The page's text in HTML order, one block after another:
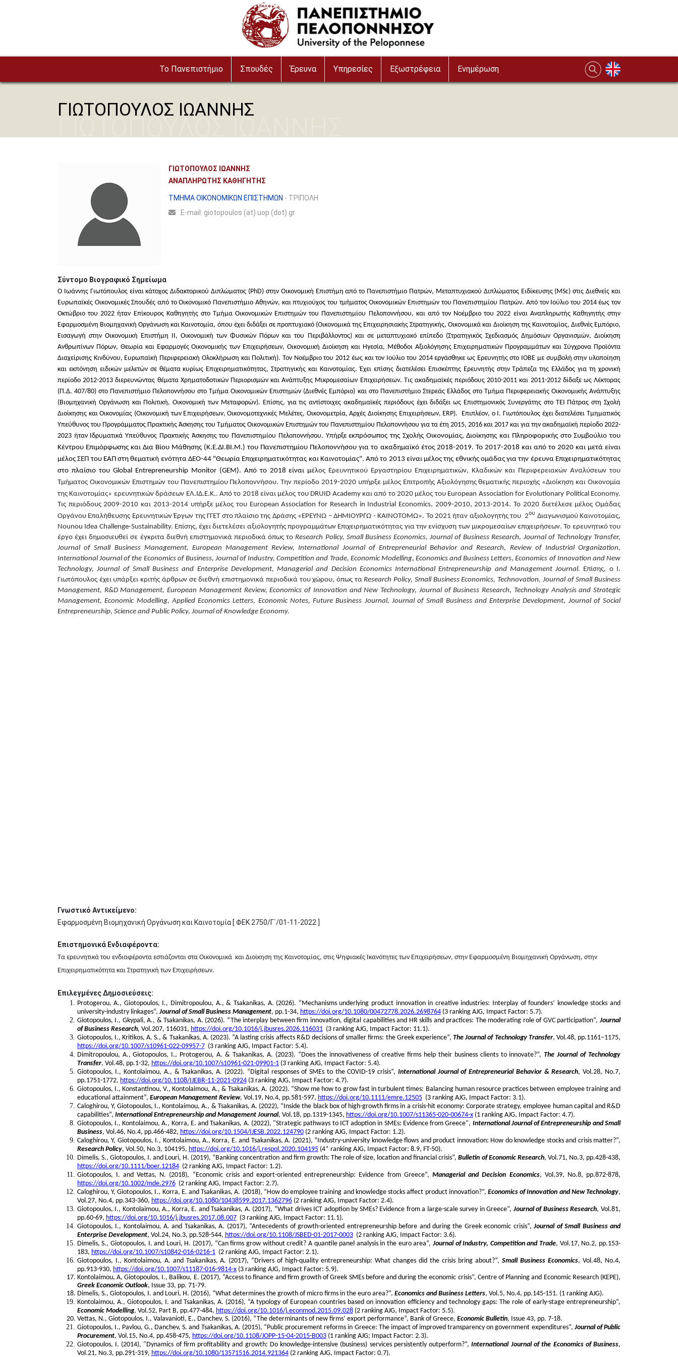
To Πανεπιστήμιο Σπουδές Έρευνα Υπηρεσίες Εξωστρέφεια Ενημέρωση
ΓΙΩΤΟΠΟΥΛΟΣ ΙΩΑΝΝΗΣ
ΓΙΩΤΟΠΟΥΛΟΣ ΙΩΑΝΝΗΣ
ΑΝΑΠΛΗΡΩΤΗΣ ΚΑΘΗΓΗΤΗΣ
ΤΜΗΜΑ ΟΙΚΟΝΟΜΙΚΩΝ ΕΠΙΣΤΗΜΩΝ - ΤΡΙΠΟΛΗ
Ε-mail: giotopoulos (at) uop (dot) gr
Σύντομο Βιογραφικό Σημείωμα
Ο Ιωάννης Γιωτόπουλος είναι κάτοχος Διδακτορικού Διπλώματος (PhD) στην Οικονομική Επιστήμη από το Πανεπιστήμιο Πατρών, Μεταπτυχιακού Διπλώματος Ειδίκευσης (MSc) στις Διεθνείς και
Ευρωπαϊκές Οικονομικές Σπουδές από το Οικονομικό Πανεπιστήμιο Αθηνών, και πτυχιούχος του τμήματος Οικονομικών Επιστημών του Πανεπιστημίου Πατρών. Από τον Ιούλιο του 2014 έως τον
Οκτώβριο του 2022 ήταν Επίκουρος Καθηγητής στο Τμήμα Οικονομικών Επιστημών του Πανεπιστημίου Πελοποννήσου, και από τον Νοέμβριο του 2022 είναι Αναπληρωτής Καθηγητής στην
Εφαρμοσμένη Βιομηχανική Οργάνωση και Καινοτομία, όπου έχει διδάξει σε προπτυχιακό (Οικονομικά της Επιχειρησιακής Στρατηγικής, Οικονομικά και Διοίκηση της Καινοτομίας, Διεθνές Εμπόριο,
Εισαγωγή στην Οικονομική Επιστήμη ΙΙ, Οικονομική των Φυσικών Πόρων και του Περιβάλλοντος) και σε μεταπτυχιακό επίπεδο (Στρατηγικός Σχεδιασμός Δημόσιων Οργανισμών, Διοίκηση
Ανθρωπίνων Πόρων, Θεωρία και Εφαρμογές Οικονομικής των Επιχειρήσεων, Οικονομική Διοίκηση και Ηγεσία, Μέθοδοι Αξιολόγησης Επιχειρηματικών Προγραμμάτων και Σύγχρονα Προϊόντα
Διαχείρισης Κινδύνου, Ευρωπαϊκή Περιφερειακή Ολοκλήρωση και Πολιτική). Τον Νοέμβριο του 2012 έως και τον Ιούλιο του 2014 εργάσθηκε ως Ερευνητής στο ΙΟΒΕ με συμβολή στην υλοποίηση
και εκπόνηση ειδικών μελετών σε θέματα κυρίως Επιχειρηματικότητας, Στρατηγικής και Καινοτομίας. Έχει επίσης διατελέσει Επισκέπτης Ερευνητής στην Τράπεζα της Ελλάδος για τη χρονική
περίοδο 2012-2013 διερευνώντας θέματα Χρηματοδοτικών Περιορισμών και Ανάπτυξης Μικρομεσαίων Επιχειρήσεων. Τις ακαδημαϊκές περιόδους 2010-2011 και 2011-2012 δίδαξε ως Λέκτορας
(Π.Δ. 407/80) στο Πανεπιστήμιο Πελοποννήσου στο Τμήμα Οικονομικών Επιστημών (Διεθνές Εμπόριο) και στο Πανεπιστήμιο Στερεάς Ελλάδος στο Τμήμα Περιφερειακής Οικονομικής Ανάπτυξης
(Βιομηχανική Οργάνωση και Πολιτική, Οικονομική των Μεταφορών). Επίσης, για τις αντίστοιχες ακαδημαϊκές περιόδους έχει διδάξει ως Επιστημονικός Συνεργάτης στο ΤΕΙ Πάτρας στη Σχολή
Διοίκησης και Οικονομίας (Οικονομική των Επιχειρήσεων, Οικονομοτεχνικές Μελέτες, Οικονομετρία, Αρχές Διοίκησης Επιχειρήσεων, ERP).
Επιπλέον, o Ι. Γιωτόπουλος έχει διατελέσει Τμηματικός
Υπεύθυνος του Προγράμματος Πρακτικής Άσκησης του Τμήματος Οικονομικών Επιστημών του Πανεπιστημίου Πελοποννήσου για τα έτη 2015, 2016 και 2017 και για την ακαδημαϊκή περίοδο 2022-
2023 ήταν Ιδρυματικά Υπεύθυνος Πρακτικής Άσκησης του Πανεπιστημίου Πελοποννήσου. Υπήρξε εκπρόσωπος της Σχολής Οικονομίας, Διοίκησης και Πληροφορικής στο Συμβούλιο του
Κέντρου Επιμόρφωσης και Δια Βίου Μάθησης (Κ.Ε.ΔΙ.ΒΙ.Μ.) του Πανεπιστημίου Πελοποννήσου για το ακαδημαϊκό έτος 2018-2019. Το 2017-2018 και από το 2020 και μετά είναι
μέλος ΣΕΠ του ΕΑΠ στη θεματική ενότητα ΔΕΟ-44 "Θεωρία Επιχειρηματικότητας και Καινοτομίας". Από το 2013 είναι μέλος της εθνικής ομάδας για την έρευνα Επιχειρηματικότητας
στο πλαίσιο του Global Entrepreneurship Monitor (GEM). Από το 2018 είναι μέλος Ερευνητικού Εργαστηρίου Επιχειρηματικών, Κλαδικών και Περιφερειακών Αναλύσεων του
Τμήματος Οικονομικών Επιστημών του Πανεπιστημίου Πελοποννήσου. Την περίοδο 2019-2020 υπήρξε μέλος Επιτροπής Αξιολόγησης θεματικής περιοχής «Διοίκηση και Οικονομία
της Καινοτομίας» ερευνητικών δράσεων ΕΛ.ΙΔ.Ε.Κ.. Από το 2018 είναι μέλος του DRUID Academy και από το 2020 μέλος του European Association for Evolutionary Political Economy.
Τις περιόδους 2009-2010 και 2013-2014 υπήρξε μέλος του European Association for Research in Industrial Economics, 2009-2010, 2013-2014. Το 2020 διετέλεσε μέλος Ομάδας
Οργάνου Επαλήθευσης Ερευνητικών Έργων της ΓΓΕΤ στο πλαίσιο της Δράσης «ΕΡΕΥΝΩ – ΔΗΜΙΟΥΡΓΩ - ΚΑΙΝΟΤΟΜΩ». Το 2021 ήταν αξιολογητής του 2ου Διαγωνισμού Καινοτομίας,
Nounou Idea Challenge-Sustainability. Επίσης, έχει διετελέσει αξιολογητής προγραμμάτων Επιχειρηματικότητας για την ενίσχυση των μικρομεσαίων επιχειρήσεων.Το ερευνητικό του
έργο έχει δημοσιευθεί σε έγκριτα διεθνή επιστημονικά περιοδικά όπως τοResearch Policy, Small Business Economics, Journal of Business Research, Journal of Technology Transfer,
Journal of Small Business Management, European Management Review, International Journal of Entrepreneurial Behavior and Research, Review of Industrial Organization,
International Journal of the Economics of Business, Journal of Industry, Competition and Trade, Economic Modelling, Economics and Business Letters, Economics of Innovation and New
Technology, Journal of Small Business and Enterprise Development, Managerial and Decision Economics International Entrepreneurship and Management Journal. Επίσης, o Ι.
Γιωτόπουλος έχει υπάρξει κριτής άρθρων σε διεθνή επιστημονικά περιοδικά του χώρου, όπως ταResearch Policy, Small Business Economics, Technovation, Journal of Small Business
Management, R&D Management, European Management Review, Economics of Innovation and New Technology, Journal of Business Research, Technology Analysis and Strategic
Management, Economic Modelling, Applied Economics Letters, Economic Notes, Future Business Journal, Journal of Small Business and Enterprise Development, Journal of Social
Entrepreneurship, Science and Public Policy, Journal of Knowledge Economy.
Γνωστικό Αντικείμενο:
Εφαρμοσμένη Βιομηχανική Οργάνωση και Καινοτομία [ ΦΕΚ 2750/Γ΄/01-11-2022 ]
Επιστημονικά Ενδιαφέροντα:
Τα ερευνητικά του ενδιαφέροντα εστιάζονται στα Οικονομικά και Διοίκηση της Καινοτομίας, στις Ψηφιακές Ικανότητες των Επιχειρήσεων, στην Εφαρμοσμένη Βιομηχανική Οργάνωση, στην
Επιχειρηματικότητα και Στρατηγική των Επιχειρήσεων.
Επιλεγμένες Δημοσιεύσεις:
Protogerou, A., Giotopoulos, I., Dimitropoulou, A., & Tsakanikas, A. (2026). “Mechanisms underlying product innovation in creative industries: Interplay of founders’ knowledge stocks and
university-industry linkages”,Journal of Small Business Management, pp.1-34, https://doi.org/10.1080/00472778.2026.2698764(3 ranking AJG, Impact Factor: 5.7).
Giotopoulos, I., Gkypali, A., & Tsakanikas, A. (2026). “The interplay between firm innovation, digital capabilities and HR skills and practices: The moderating role of GVC participation”,Journal
of Business Research, Vol.207, 116031, https://doi.org/10.1016/j.jbusres.2026.116031(3 ranking AJG, Impact Factor: 11.1).
Giotopoulos, I., Kritikos, A. S., & Tsakanikas, A. (2023). “A lasting crisis affects R&D decisions of smaller firms: the Greek experience”,The Journal of Technology Transfer, Vol.48, pp.1161–1175,
https://doi.org/10.1007/s10961-022-09957-7(3 ranking AJG, Impact Factor: 5.4).
Dimitropoulou, A., Giotopoulos, I., Protogerou, A. & Tsakanikas, A. (2023). “Does the innovativeness of creative firms help their business clients to innovate?”,The Journal of Technology
Transfer, Vol.48, pp.1-32, https://doi.org/10.1007/s10961-021-09901-1(3 ranking AJG, Impact Factor: 5.4).
Giotopoulos, I., Kontolaimou, A., & Tsakanikas, A. (2022). “Digital responses of SMEs to the COVID-19 crisis”, International Journal of Entrepreneurial Behavior & Research, Vol.28, No.7,
pp.1751-1772, https://doi.org/10.1108/IJEBR-11-2021-0924(3 ranking AJG, Impact Factor: 4.7).
Giotopoulos, I., Konstantinou, V., Kontolaimou, A., & Tsakanikas, A. (2022). “Show me how to grow fast in turbulent times: Balancing human resource practices between employee training and
educational attainment”, European Management Review, Vol.19, No.4, pp.581-597, https://doi.org/10.1111/emre.12505(3 ranking AJG, Impact Factor: 3.1).
Caloghirou, Y, Giotopoulos, I., Kontolaimou, A., & Tsakanikas, A. (2022), “Inside the black box of high-growth firms in a crisis-hit economy: Corporate strategy, employee human capital and R&D
capabilities”, International Entrepreneurship and Management Journal, Vol.18, pp.1319-1345, https://doi.org/10.1007/s11365-020-00674-x(1 ranking AJG, Impact Factor: 4.7).
Giotopoulos, I., Kontolaimou, A., Korra, E. and Tsakanikas, A. (2022), "Strategic pathways to ICT adoption in SMEs: Evidence from Greece", International Journal of Entrepreneurship and Small
Business, Vol.46, No.4, pp.466-482, https://doi.org/10.1504/IJESB.2022.124790(2 ranking AJG, Impact Factor: 1.2).
Caloghirou, Y, Giotopoulos, I., Kontolaimou, A., Korra, E. and Tsakanikas, A. (2021), “Industry-university knowledge flows and product innovation: How do knowledge stocks and crisis matter?”,
Research Policy, Vol.50, No.3, 104195, https://doi.org/10.1016/j.respol.2020.104195(4* ranking AJG, Impact Factor: 8.9, FT-50).
Dimelis, S., Giotopoulos, I. and Louri, H. (2019), “Banking concentration and firm growth: The role of size, location and financial crisis”,Bulletin of Economic Research, Vol.71, No.3, pp.428-438,
https://doi.org/10.1111/boer.12184(2 ranking AJG, Impact Factor: 1.2).
Giotopoulos, I. and Vettas, N. (2018), “Economic crisis and export-oriented entrepreneurship: Evidence from Greece”, Managerial and Decision Economics, Vol.39, No.8, pp.872-878,
https://doi.org/10.1002/mde.2976(2 ranking AJG, Impact Factor: 2.7).
Caloghirou, Y, Giotopoulos, I., Korra, E. and Tsakanikas, A. (2018), “How do employee training and knowledge stocks affect product innovation?”, Economics of Innovation and New Technology,
Vol.27, No.4, pp.343-360, https://doi.org/10.1080/10438599.2017.1362796(2 ranking AJG, Impact Factor: 2.4).
Giotopoulos, I., Kontolaimou, A., Korra, E. and Tsakanikas, A. (2017), “What drives ICT adoption by SMEs? Evidence from a large-scale survey in Greece”,Journal of Business Research, Vol.81,
pp.60-69, https://doi.org/10.1016/j.jbusres.2017.08.007(3 ranking AJG, Impact Factor: 11.1).
Giotopoulos, I., Kontolaimou, A. and Tsakanikas, A. (2017), “Antecedents of growth-oriented entrepreneurship before and during the Greek economic crisis”,Journal of Small Business and
Enterprise Development, Vol.24, No.3, pp.528-544, https://doi.org/10.1108/JSBED-01-2017-0003(2 ranking AJG, Impact Factor: 3.6).
Dimelis, S., Giotopoulos, I. and Louri, H. (2017), “Can firms grow without credit? A quantile panel analysis in the euro area”,Journal of Industry, Competition and Trade, Vol.17, No.2, pp.153-
183, https://doi.org/10.1007/s10842-016-0216-1(2 ranking AJG, Impact Factor: 2.1).
Giotopoulos, I., Kontolaimou, A. and Tsakanikas, A. (2017), “Drivers of high-quality entrepreneurship: What changes did the crisis bring about?”,Small Business Economics, Vol.48, No.4,
pp.913-930, https://doi.org/10.1007/s11187-016-9814-x(3 ranking AJG, Impact Factor: 5.9).
Kontolaimou, A, Giotopoulos, I., Balikou, E. (2017), “Access to finance and firm growth of Greek SMEs before and during the economic crisis”, Centre of Planning and Economic Research (KEPE),
Greek Economic Outlook, Issue 33, pp. 71-79.
Dimelis, S., Giotopoulos, I. and Louri, H. (2016), “What determines the growth of micro firms in the euro area?”, Economics and Business Letters, Vol.5, No.4, pp.145-151. (1 ranking AJG).
Kontolaimou, A., Giotopoulos, I. and Tsakanikas, A. (2016), “A typology of European countries based on innovation efficiency and technology gaps: The role of early-stage entrepreneurship”,
Economic Modelling, Vol.52, Part B, pp.477-484, https://doi.org/10.1016/j.econmod.2015.09.028(2 ranking AJG, Impact Factor: 5.5).
Vettas, N., Giotopoulos, I., Valavanioti, E., Danchev, S. (2016), “The determinants of new firms’ export performance”, Bank of Greece, Economic Bulletin, Issue 43, pp. 7-18.
Giotopoulos, I., Pavlou, G., Danchev, S. and Tsakanikas, A. (2015), “Public procurement reforms in Greece: The impact of improved transparency on government expenditures”,Journal of Public
Procurement, Vol.15, No.4, pp.458-475, https://doi.org/10.1108/JOPP-15-04-2015-B003(1 ranking AJG; Impact Factor: 2.3).
Giotopoulos, I. (2014), "Dynamics of firm profitability and growth: Do knowledge-intensive (business) services persistently outperform?”,International Journal of the Economics of Business,
Vol.21, No.3, pp.291-319, https://doi.org/10.1080/13571516.2014.921364(2 ranking AJG, Impact Factor: 0.7).